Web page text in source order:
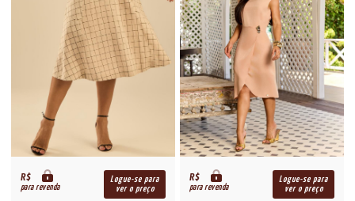
R$
para revenda
Logue-se para
ver o preço
R$
para revenda
Logue-se para
ver o preço